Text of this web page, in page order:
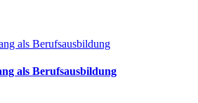
als Berufsausbildung